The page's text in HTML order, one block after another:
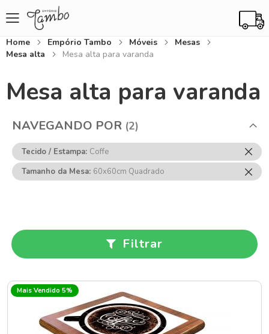
Home Empório Tambo Móveis
Mesas
Mesa alta
Mesa alta para varanda
Mesa alta para varanda
Filtrar
Mais Vendido 5%
NAVEGANDO POR
Tecido / Estampa Coffe
Esse
Item
Tamanho da Mesa 60x60cm Quadrado
Esse